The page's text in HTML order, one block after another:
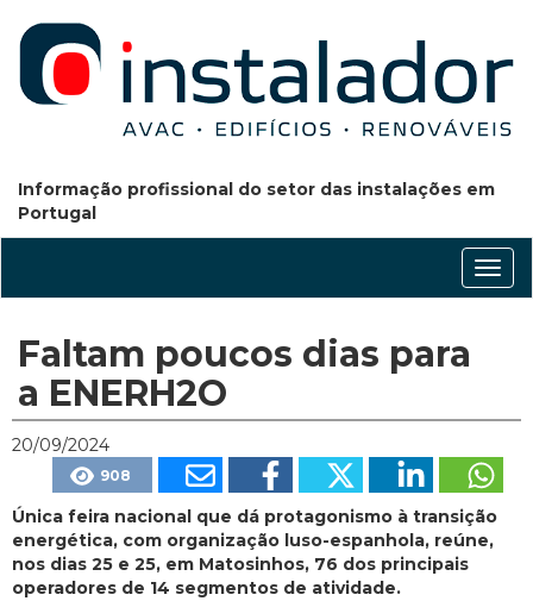
Informação profissional do setor das instalações em
Portugal
Faltam poucos dias para
a ENERH2O
20/09/2024
908
Única feira nacional que dá protagonismo à transição
energética, com organização luso-espanhola, reúne,
nos dias 25 e 25, em Matosinhos, 76 dos principais
operadores de 14 segmentos de atividade.